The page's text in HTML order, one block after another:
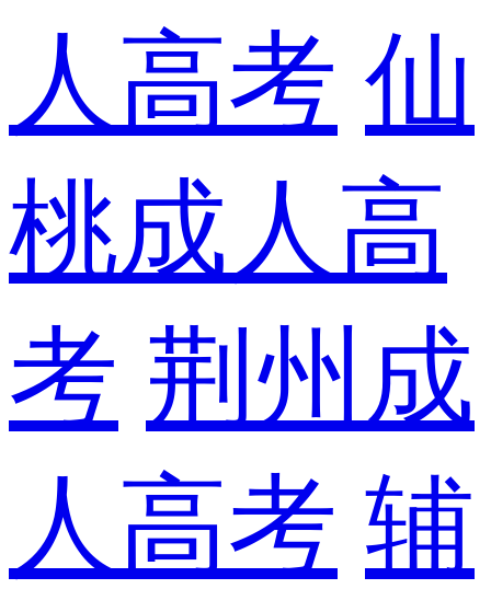
人高考 仙
桃成人高
考 荆州成
人高考 辅